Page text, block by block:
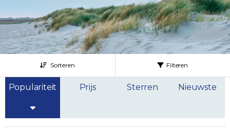
Sorteren Filteren
Populariteit Prijs Sterren Nieuwste